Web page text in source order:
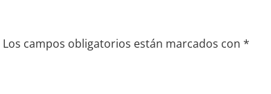
Los campos obligatorios están marcados con *